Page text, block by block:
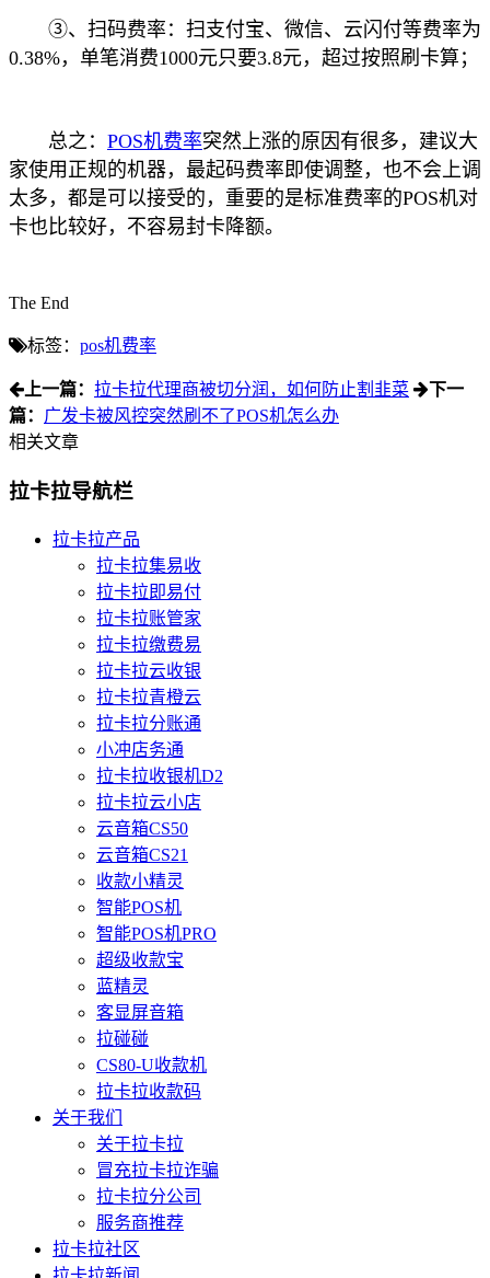
③、扫码费率：扫支付宝、微信、云闪付等费率为
0.38%，单笔消费1000元只要3.8元，超过按照刷卡算；
总之： POS机费率突然上涨的原因有很多，建议大
家使用正规的机器，最起码费率即使调整，也不会上调
太多，都是可以接受的，重要的是标准费率的POS机对
卡也比较好，不容易封卡降额。
The End
标签： pos机费率
上一篇： 拉卡拉代理商被切分润，如何防止割韭菜
下一
篇： 广发卡被风控突然刷不了POS机怎么办
相关文章
拉卡拉导航栏
拉卡拉产品
拉卡拉集易收
拉卡拉即易付
拉卡拉账管家
拉卡拉缴费易
拉卡拉云收银
拉卡拉青橙云
拉卡拉分账通
小冲店务通
拉卡拉收银机D2
拉卡拉云小店
云音箱CS50
云音箱CS21
收款小精灵
智能POS机
智能POS机PRO
超级收款宝
蓝精灵
客显屏音箱
拉碰碰
CS80-U收款机
拉卡拉收款码
关于我们
关于拉卡拉
冒充拉卡拉诈骗
拉卡拉分公司
服务商推荐
拉卡拉社区